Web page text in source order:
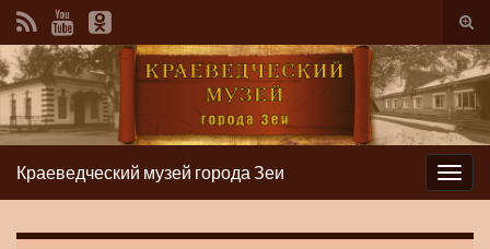
Вкл/
Вкл/
выкл
Краеведческий музей города Зеи